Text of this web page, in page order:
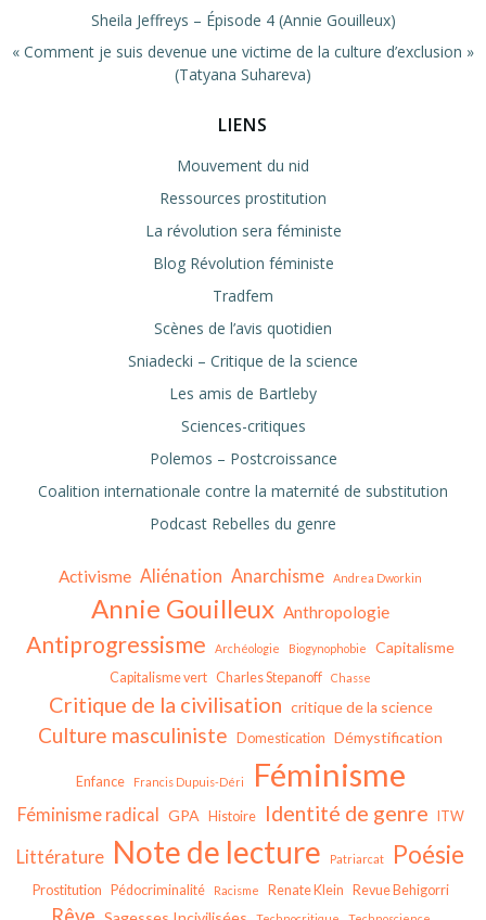
Sheila Jeffreys – Épisode 4 (Annie Gouilleux)
« Comment je suis devenue une victime de la culture d’exclusion »
(Tatyana Suhareva)
LIENS
Mouvement du nid
Ressources prostitution
La révolution sera féministe
Blog Révolution féministe
Tradfem
Scènes de l’avis quotidien
Sniadecki – Critique de la science
Les amis de Bartleby
Sciences-critiques
Polemos – Postcroissance
Coalition internationale contre la maternité de substitution
Podcast Rebelles du genre
Activisme Aliénation Anarchisme Andrea Dworkin
Annie Gouilleux Anthropologie
Antiprogressisme Archéologie Biogynophobie Capitalisme
Capitalisme vert Charles Stepanoff Chasse
Critique de la civilisation critique de la science
Culture masculiniste Domestication Démystification
Enfance Francis Dupuis-Déri Féminisme
Féminisme radical GPA Histoire Identité de genre ITW
Littérature Note de lecture Patriarcat Poésie
Prostitution Pédocriminalité Racisme Renate Klein Revue Behigorri